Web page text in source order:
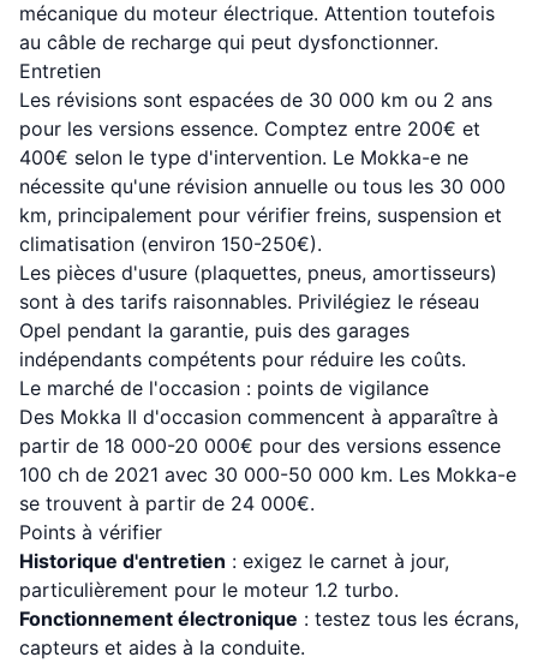
mécanique du moteur électrique. Attention toutefois
au câble de recharge qui peut dysfonctionner.
Entretien
Les révisions sont espacées de 30 000 km ou 2 ans
pour les versions essence. Comptez entre 200€ et
400€ selon le type d'intervention. Le Mokka-e ne
nécessite qu'une révision annuelle ou tous les 30 000
km, principalement pour vérifier freins, suspension et
climatisation (environ 150-250€).
Les pièces d'usure (plaquettes, pneus, amortisseurs)
sont à des tarifs raisonnables. Privilégiez le réseau
Opel pendant la garantie, puis des garages
indépendants compétents pour réduire les coûts.
Le marché de l'occasion : points de vigilance
Des Mokka II d'occasion commencent à apparaître à
partir de 18 000-20 000€ pour des versions essence
100 ch de 2021 avec 30 000-50 000 km. Les Mokka-e
se trouvent à partir de 24 000€.
Points à vérifier
Historique d'entretien : exigez le carnet à jour,
particulièrement pour le moteur 1.2 turbo.
Fonctionnement électronique : testez tous les écrans,
capteurs et aides à la conduite.